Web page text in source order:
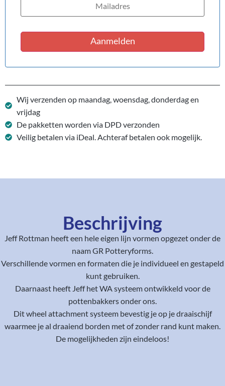
Aanmelden
Wij verzenden op maandag, woensdag, donderdag en
vrijdag
De pakketten worden via DPD verzonden
Veilig betalen via iDeal. Achteraf betalen ook mogelijk.
Beschrijving
Jeff Rottman heeft een hele eigen lijn vormen opgezet onder de
naam GR Potteryforms.
Verschillende vormen en formaten die je individueel en gestapeld
kunt gebruiken.
Daarnaast heeft Jeff het WA systeem ontwikkeld voor de
pottenbakkers onder ons.
Dit wheel attachment systeem bevestig je op je draaischijf
waarmee je al draaiend borden met of zonder rand kunt maken.
De mogelijkheden zijn eindeloos!